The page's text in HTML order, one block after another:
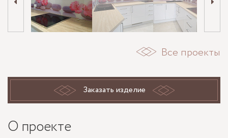
Все проекты
Заказать изделие
О проекте